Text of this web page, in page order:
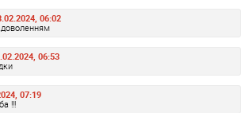
06:02
06:53
07:19
!!!